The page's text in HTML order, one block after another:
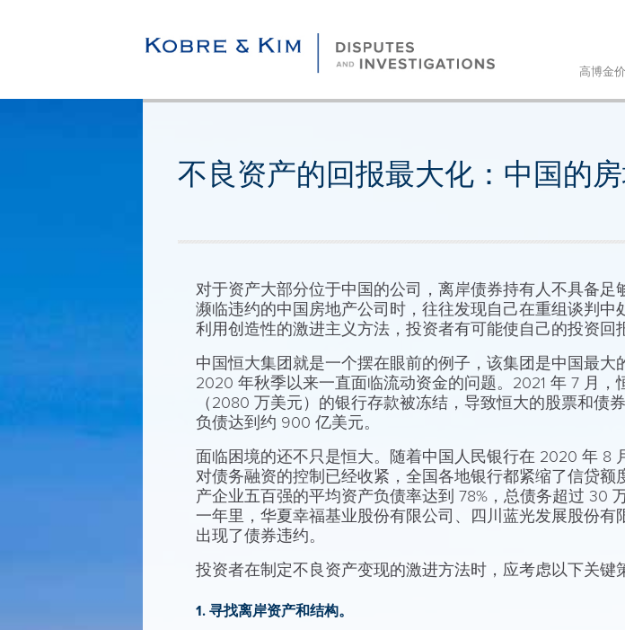
高博金
不良资产的回报最大化：中国的
对于资产大部分位于中国的公司，离岸债券持有人不具备足
濒临违约的中国房地产公司时，往往发现自己在重组谈判中
利用创造性的激进主义方法，投资者有可能使自己的投资回
中国恒大集团就是一个摆在眼前的例子，该集团是中国最大
2020 年秋季以来一直面临流动资金的问题。2021 年 7 月，
（2080 万美元）的银行存款被冻结，导致恒大的股票和债
负债达到约 900 亿美元。
面临困境的还不只是恒大。随着中国人民银行在 2020 年 8
对债务融资的控制已经收紧，全国各地银行都紧缩了信贷额
产企业五百强的平均资产负债率达到 78%，总债务超过 30
一年里，华夏幸福基业股份有限公司、四川蓝光发展股份有
出现了债券违约。
投资者在制定不良资产变现的激进方法时，应考虑以下关键
1. 寻找离岸资产和结构。